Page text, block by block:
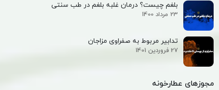
بلغم چیست؟ درمان غلبه بلغم در طب سنتی
23 مرداد 1400
تدابیر مربوط به صفراوی مزاجان
27 فروردین 1401
مجوزهای عطارخونه